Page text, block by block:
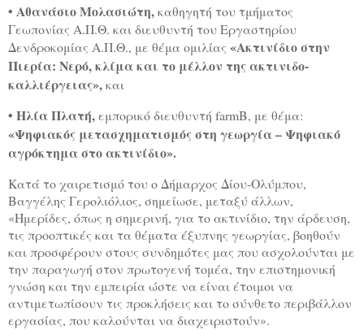
• Αθανάσιο Μολασιώτη,καθηγητή του τμήματος
Γεωπονίας Α.Π.Θ. και διευθυντή του Εργαστηρίου
Δενδροκομίας Α.Π.Θ., με θέμα ομιλίας «Ακτινίδιο στην
Πιερία: Νερό, κλίμα και το μέλλον της ακτινιδο-
καλλιέργειας»,και
• Ηλία Πλατή,εμπορικό διευθυντή farmB, με θέμα:
«Ψηφιακός μετασχηματισμός στη γεωργία – Ψηφιακό
αγρόκτημα στο ακτινίδιο».
Κατά το χαιρετισμό του ο Δήμαρχος Δίου-Ολύμπου,
Βαγγέλης Γερολιόλιος, σημείωσε, μεταξύ άλλων,
«Ημερίδες, όπως η σημερινή, για το ακτινίδιο, την άρδευση,
τις προοπτικές και τα θέματα έξυπνης γεωργίας, βοηθούν
και προσφέρουν στους συνδημότες μας που ασχολούνται με
την παραγωγή στον πρωτογενή τομέα, την επιστημονική
γνώση και την εμπειρία ώστε να είναι έτοιμοι να
αντιμετωπίσουν τις προκλήσεις και το σύνθετο περιβάλλον
εργασίας, που καλούνται να διαχειριστούν».